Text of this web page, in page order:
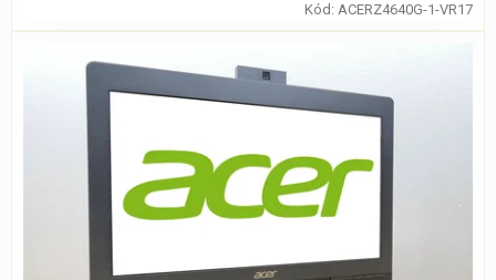
Kód: ACERZ4640G-1-VR17